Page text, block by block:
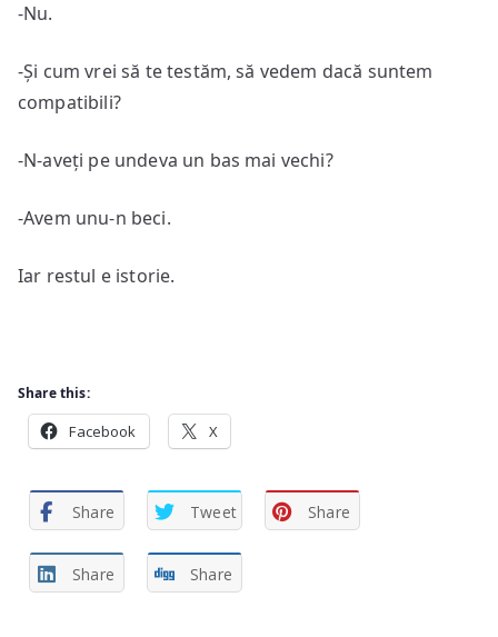
-Nu.
-Și cum vrei să te testăm, să vedem dacă suntem
compatibili?
-N-aveți pe undeva un bas mai vechi?
-Avem unu-n beci.
Iar restul e istorie.
Share this:
Facebook X
Share Tweet Share
Share Share